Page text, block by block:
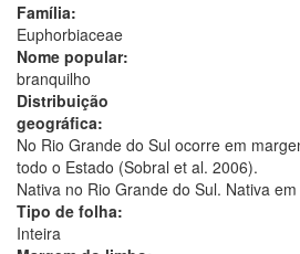
Família:
Euphorbiaceae
Nome popular:
branquilho
Distribuição
geográfica:
No Rio Grande do Sul ocorre em
todo o Estado (Sobral et al. 2006).
Nativa no Rio Grande do Sul. Nativa
Tipo de folha:
Inteira